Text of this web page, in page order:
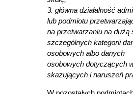
3. główna działalność
lub podmiotu
na przetwarzaniu na dużą
szczególnych kategorii
osobowych albo danych
osobowych dotyczących
skazujących i naruszeń